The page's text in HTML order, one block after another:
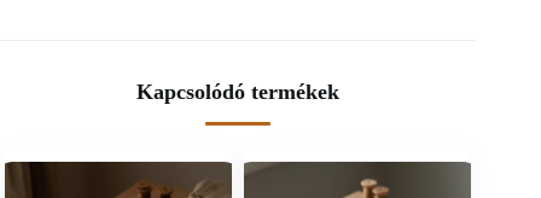
Kapcsolódó termékek